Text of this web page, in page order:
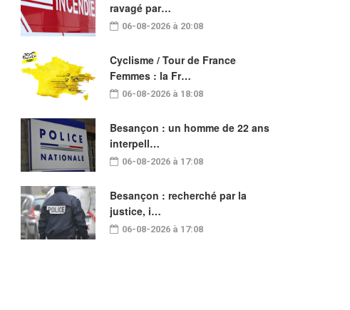
ravagé par…
06-08-2026 à 20:08
Cyclisme / Tour de France
Femmes : la Fr…
06-08-2026 à 18:08
Besançon : un homme de 22 ans
interpell…
06-08-2026 à 17:08
Besançon : recherché par la
justice, i…
06-08-2026 à 17:08